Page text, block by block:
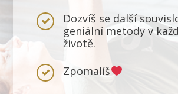
Dozvíš se další
geniální metody v
životě.
Zpomalíš